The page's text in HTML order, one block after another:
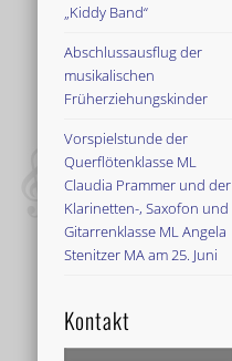
„Kiddy Band“
Abschlussausflug der
musikalischen
Früherziehungskinder
Vorspielstunde der
Querflötenklasse ML
Claudia Prammer und der
Klarinetten-, Saxofon und
Gitarrenklasse ML Angela
Stenitzer MA am 25. Juni
Kontakt